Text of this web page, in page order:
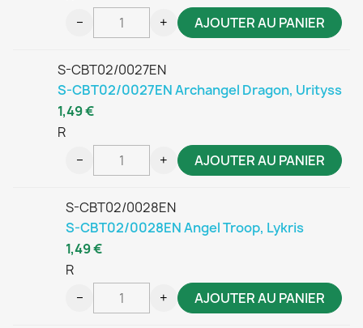
− + AJOUTER AU PANIER
S-CBT02/0027EN
S-CBT02/0027EN Archangel Dragon, Urityss
R
1,49 €
− + AJOUTER AU PANIER
S-CBT02/0028EN
S-CBT02/0028EN Angel Troop, Lykris
R
1,49 €
− + AJOUTER AU PANIER